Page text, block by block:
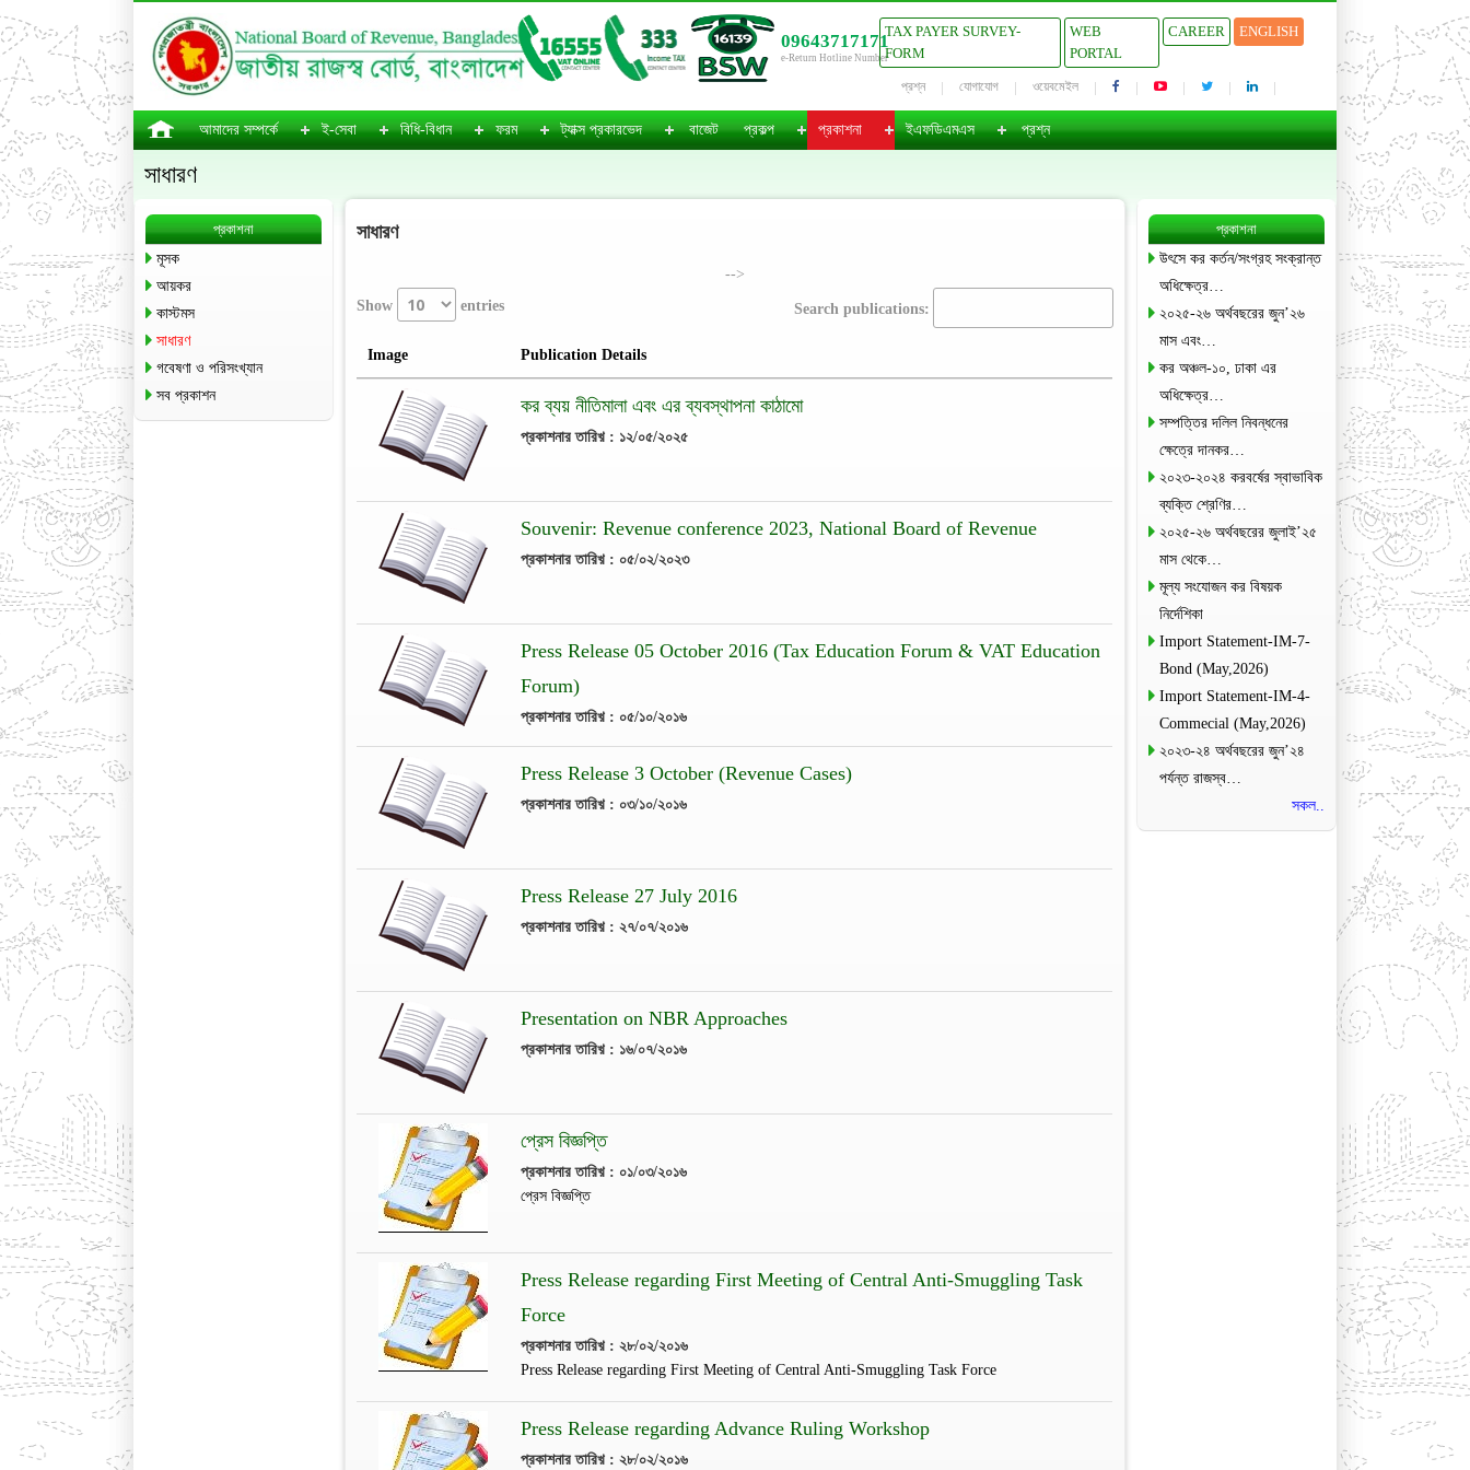
09643717171
e-Return Hotline Number
TAX PAYER SURVEY-
FORM
WEB
PORTAL
CAREER ENGLISH
প্রশ্ন যোগাযোগ ওয়েবমেইল
আমাদের সম্পর্কে ই-সেবা বিধি-বিধান ফরম ট্যাক্স প্রকারভেদ বাজেট প্রকল্প প্রকাশনা ইএফডিএমএস প্রশ্ন
সাধারণ
প্রকাশনা
মূসক
আয়কর
কাস্টমস
সাধারণ
গবেষণা ও পরিসংখ্যান
সব প্রকাশন
সাধারণ
-->
Show
entries Search publications:
Image Publication Details
কর ব্যয় নীতিমালা এবং এর ব্যবস্থাপনা কাঠামো
প্রকাশনার তারিখ় : ১২/০৫/২০২৫
Souvenir: Revenue conference 2023, National Board of Revenue
প্রকাশনার তারিখ় : ০৫/০২/২০২৩
Press Release 05 October 2016 (Tax Education Forum & VAT Education
Forum)
প্রকাশনার তারিখ় : ০৫/১০/২০১৬
Press Release 3 October (Revenue Cases)
প্রকাশনার তারিখ় : ০৩/১০/২০১৬
Press Release 27 July 2016
প্রকাশনার তারিখ় : ২৭/০৭/২০১৬
Presentation on NBR Approaches
প্রকাশনার তারিখ় : ১৬/০৭/২০১৬
প্রেস বিজ্ঞপ্তি
প্রকাশনার তারিখ় : ০১/০৩/২০১৬
প্রেস বিজ্ঞপ্তি
Press Release regarding First Meeting of Central Anti-Smuggling Task
Force
প্রকাশনার তারিখ় : ২৮/০২/২০১৬
Press Release regarding First Meeting of Central Anti-Smuggling Task Force
Press Release regarding Advance Ruling Workshop
প্রকাশনার তারিখ় : ২৮/০২/২০১৬
প্রকাশনা
উৎসে কর কর্তন/সংগ্রহ সংক্রান্ত
অধিক্ষেত্র…
২০২৫-২৬ অর্থবছরের জুন’২৬
মাস এবং…
কর অঞ্চল-১০, ঢাকা এর
অধিক্ষেত্র…
সম্পত্তির দলিল নিবন্ধনের
ক্ষেত্রে দানকর…
২০২৩-২০২৪ করবর্ষের স্বাভাবিক
ব্যক্তি শ্রেণির…
২০২৫-২৬ অর্থবছরের জুলাই’২৫
মাস থেকে…
মূল্য সংযোজন কর বিষয়ক
নির্দেশিকা
Import Statement-IM-7-
Bond (May,2026)
Import Statement-IM-4-
Commecial (May,2026)
২০২৩-২৪ অর্থবছরের জুন’২৪
পর্যন্ত রাজস্ব…
সকল..